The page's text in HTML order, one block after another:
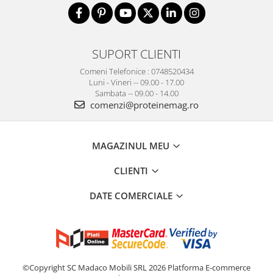
SUPORT CLIENTI
Comeni Telefonice : 0748520434
Luni - Vineri -- 09.00 - 17.00
Sambata -- 09.00 - 14.00
comenzi@proteinemag.ro
MAGAZINUL MEU
CLIENTI
DATE COMERCIALE
©Copyright SC Madaco Mobili SRL 2026 Platforma E-commerce